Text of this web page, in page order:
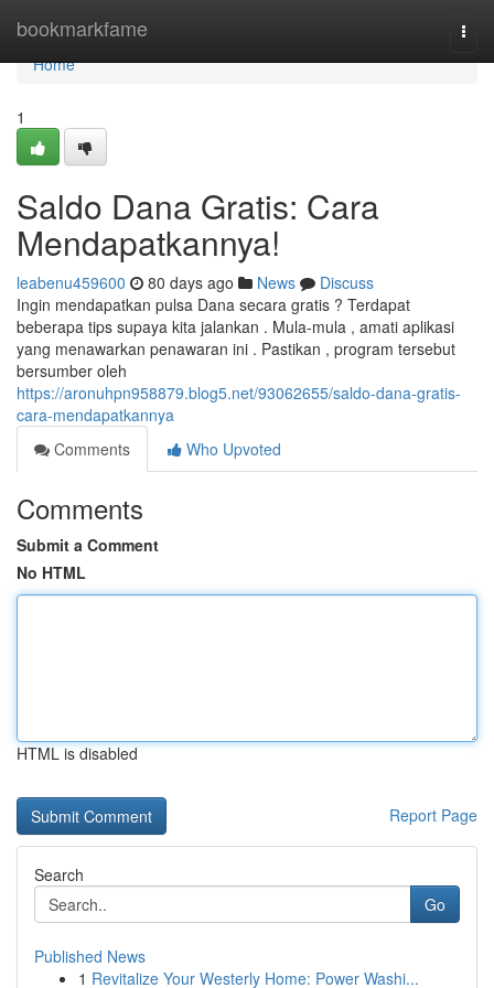
bookmarkfame
Home
Home
1
Saldo Dana Gratis: Cara
Mendapatkannya!
leabenu459600 80 days ago News
Discuss
Ingin mendapatkan pulsa Dana secara gratis ? Terdapat
beberapa tips supaya kita jalankan . Mula-mula , amati aplikasi
yang menawarkan penawaran ini . Pastikan , program tersebut
bersumber oleh
https://aronuhpn958879.blog5.net/93062655/saldo-dana-gratis-
cara-mendapatkannya
Comments
Who Upvoted
Comments
Submit a Comment
No HTML
HTML is disabled
Report Page
Search
Go
Published News
1 Revitalize Your Westerly Home: Power Washi...